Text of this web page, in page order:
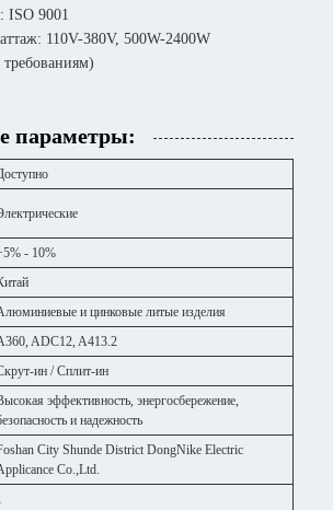
ISO 9001
110V-380V, 500W-2400W
требованиям)
параметры:
- 10%
и цинковые литые изделия
ADC12, A413.2
ин / Сплит-ин
эффективность, энергосбережение,
и надежность
City Shunde District DongNike Electric
Co.,Ltd.